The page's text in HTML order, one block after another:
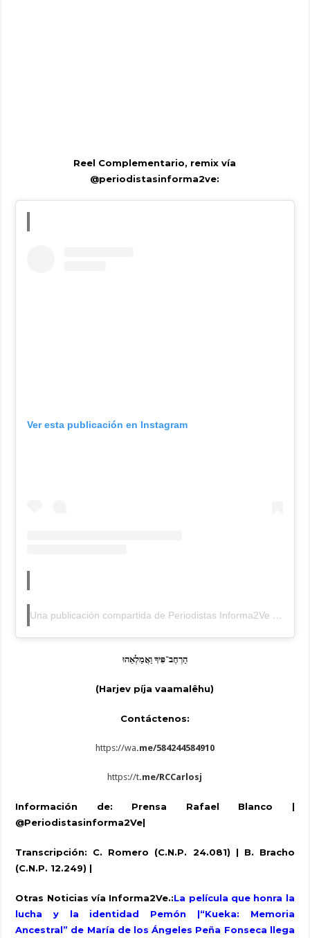
Reel Complementario, remix vía
@periodistasinforma2ve:
Ver esta publicación en Instagram
Una publicación compartida de Periodistas Informa2Ve (Alterna) (@periodistasinforma2ve)
הַרְחֶב־פִּיךָוַאֲמַלְאֵהוּ
(Harjev píja vaamalêhu)
Contáctenos:
https://wa.me/584244584910
https://t.me/RCCarlosj
Información de: Prensa Rafael Blanco |
@Periodistasinforma2Ve|
Transcripción: C. Romero (C.N.P. 24.081) | B. Bracho
(C.N.P. 12.249) |
Otras Noticias vía Informa2Ve.:La película que honra la
lucha y la identidad Pemón |“Kueka: Memoria
Ancestral” de María de los Ángeles Peña Fonseca llega